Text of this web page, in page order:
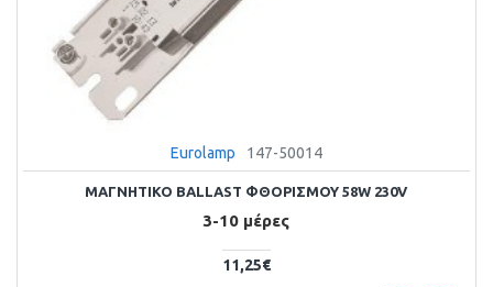
Eurolamp 147-50014
ΜΑΓΝΗΤΙΚΟ BALLAST ΦΘΟΡΙΣΜΟΥ 58W 230V
3-10 μέρες
11,25€